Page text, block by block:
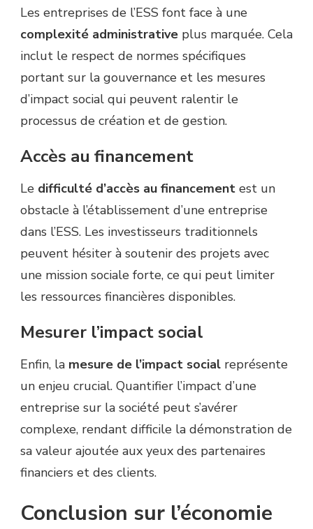
Les entreprises de l’ESS font face à une
complexité administrative plus marquée. Cela
inclut le respect de normes spécifiques
portant sur la gouvernance et les mesures
d’impact social qui peuvent ralentir le
processus de création et de gestion.
Accès au financement
Le difficulté d’accès au financement est un
obstacle à l’établissement d’une entreprise
dans l’ESS. Les investisseurs traditionnels
peuvent hésiter à soutenir des projets avec
une mission sociale forte, ce qui peut limiter
les ressources financières disponibles.
Mesurer l’impact social
Enfin, la mesure de l’impact social représente
un enjeu crucial. Quantifier l’impact d’une
entreprise sur la société peut s’avérer
complexe, rendant difficile la démonstration de
sa valeur ajoutée aux yeux des partenaires
financiers et des clients.
Conclusion sur l’économie